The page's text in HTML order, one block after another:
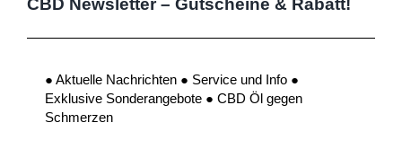
CBD Newsletter – Gutscheine & Rabatt!
● Aktuelle Nachrichten ● Service und Info ●
Exklusive Sonderangebote ● CBD Öl gegen
Schmerzen